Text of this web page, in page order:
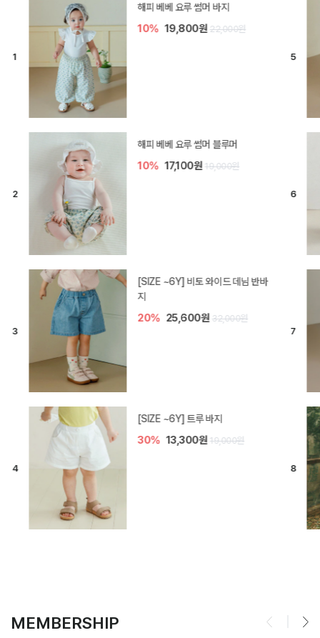
[SIZE ~6Y] 델린 린넨 바지
10% 21,600원 24,000원
듀이 아기 바지
10% 17,100원 19,000원
[SIZE ~6Y] 라핀 카프리 팬츠
30%
엘로디 니트 아기 바지
20% 16,000원 20,000원
MEMBERSHIP